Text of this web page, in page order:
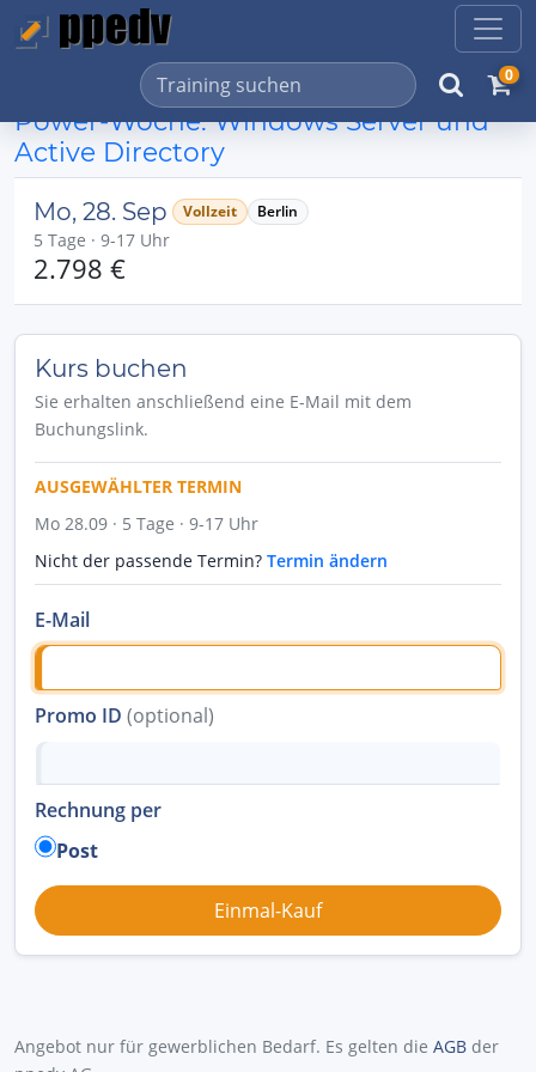
0
Power-Woche: Windows Server und
Active Directory
Mo, 28. Sep Vollzeit Berlin
5 Tage · 9-17 Uhr
2.798 €
Kurs buchen
Sie erhalten anschließend eine E-Mail mit dem
Buchungslink.
AUSGEWÄHLTER TERMIN
Mo 28.09 · 5 Tage · 9-17 Uhr
Nicht der passende Termin? Termin ändern
E-Mail
Promo ID (optional)
Rechnung per
Post
Angebot nur für gewerblichen Bedarf. Es gelten die AGB der